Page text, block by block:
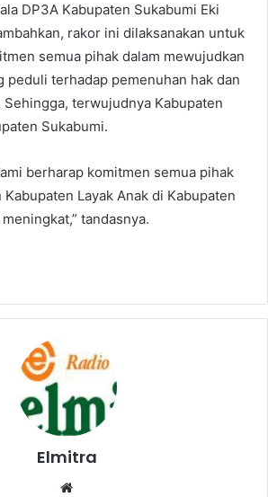
DP3A Kabupaten Sukabumi Eki
rakor ini dilaksanakan untuk
semua pihak dalam mewujudkan
peduli terhadap pemenuhan hak dan
terwujudnya Kabupaten
Sukabumi.
berharap komitmen semua pihak
Layak Anak di Kabupaten
tandasnya.
Elmitra
Website